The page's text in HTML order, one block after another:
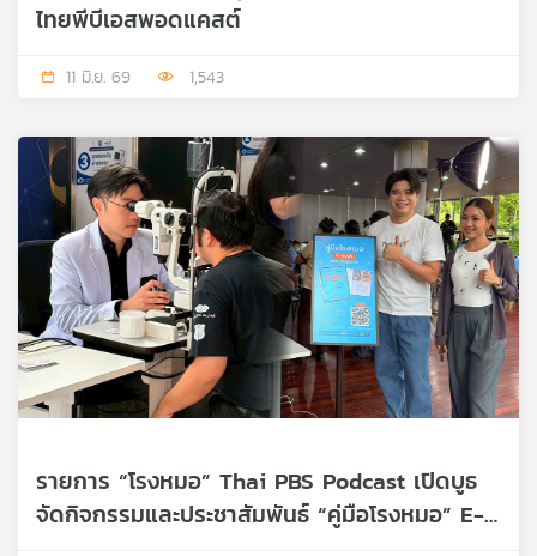
ไทยพีบีเอสพอดแคสต์
11 มิ.ย. 69 1,543
รายการ “โรงหมอ” Thai PBS Podcast เปิดบูธ
จัดกิจกรรมและประชาสัมพันธ์ “คู่มือโรงหมอ” E-